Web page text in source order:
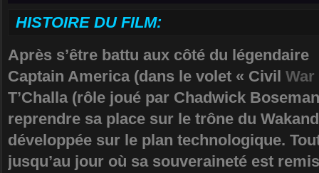
HISTOIRE DU FILM:
Après s’être battu aux côté du légendaire
Captain America (dans le volet « Civil War
T’Challa (rôle joué par Chadwick
reprendre sa place sur le trône du
développée sur le plan technologique.
jusqu’au jour où sa souveraineté est